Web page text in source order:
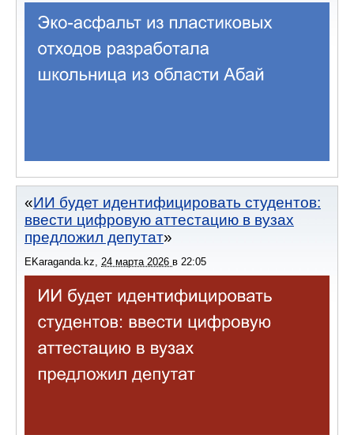
ИИ будет идентифицировать студентов:
ввести цифровую аттестацию в вузах
предложил депутат
EKaraganda.kz, 24 марта 2026 в 22:05